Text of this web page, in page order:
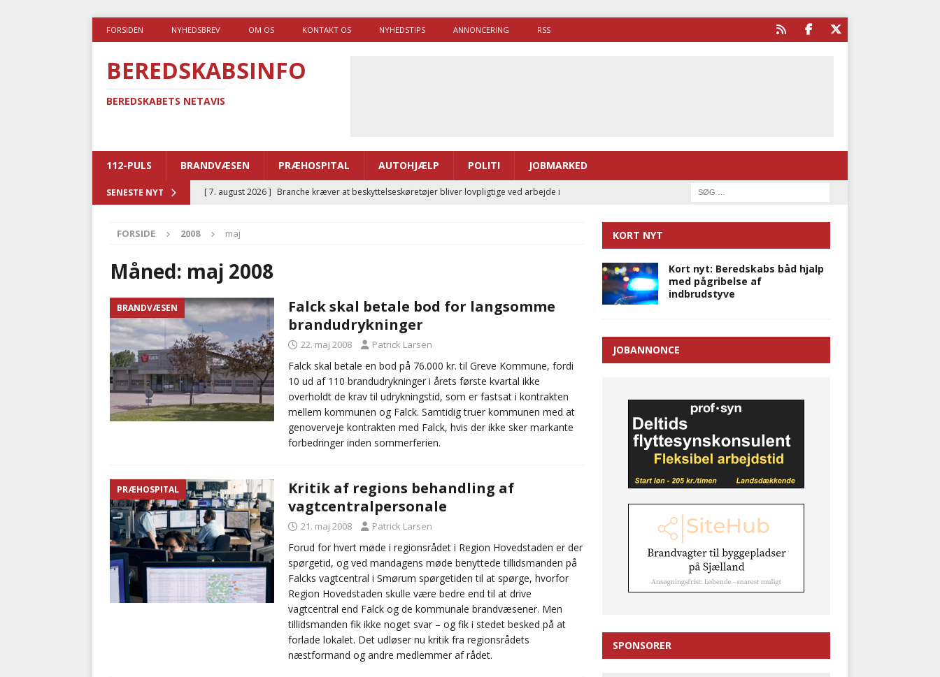
FORSIDEN NYHEDSBREV OM OS KONTAKT OS NYHEDSTIPS ANNONCERING RSS
BEREDSKABSINFO
BEREDSKABETS NETAVIS
112-PULS BRANDVÆSEN PRÆHOSPITAL AUTOHJÆLP POLITI JOBMARKED
SENESTE NYT [ 7. august 2026 ] Branche kræver at beskyttelseskøretøjer bliver lovpligtige ved arbejde i
[ 6. august 2026 ]
BRANDVÆSEN
[ 5. august 2026 ]
i det offentlige
PRÆHOSPITAL
[ 5. august 2026 ]
Ny ambulance og el-sygetransportvogn til Samsø
[ 8. august 2026 ]
tilbudsfristen
PRÆHOSPITAL
FORSIDE 2008 maj
Måned: maj 2008
BRANDVÆSEN
Falck skal betale bod for langsomme
brandudrykninger
22. maj 2008 Patrick Larsen
Falck skal betale en bod på 76.000 kr. til Greve Kommune, fordi
10 ud af 110 brandudrykninger i årets første kvartal ikke
overholdt de krav til udrykningstid, som er fastsat i kontrakten
mellem kommunen og Falck. Samtidig truer kommunen med at
genoverveje kontrakten med Falck, hvis der ikke sker markante
forbedringer inden sommerferien.
PRÆHOSPITAL
Kritik af regions behandling af
vagtcentralpersonale
21. maj 2008 Patrick Larsen
Forud for hvert møde i regionsrådet i Region Hovedstaden er der
spørgetid, og ved mandagens møde benyttede tillidsmanden på
Falcks vagtcentral i Smørum spørgetiden til at spørge, hvorfor
Region Hovedstaden skulle være bedre end til at drive
vagtcentral end Falck og de kommunale brandvæsener. Men
tillidsmanden fik ikke noget svar – og fik i stedet besked på at
forlade lokalet. Det udløser nu kritik fra regionsrådets
næstformand og andre medlemmer af rådet.
KORT NYT
Kort nyt: Beredskabs båd hjalp
med pågribelse af
indbrudstyve
JOBANNONCE
SPONSORER